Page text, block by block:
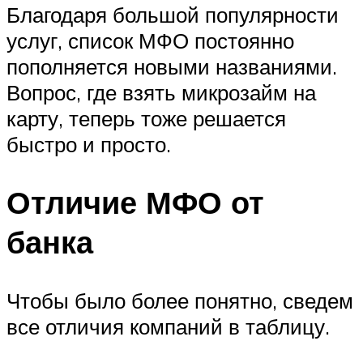
Благодаря большой популярности
услуг, список МФО постоянно
пополняется новыми названиями.
Вопрос, где взять микрозайм на
карту, теперь тоже решается
быстро и просто.
Отличие МФО от
банка
Чтобы было более понятно, сведем
все отличия компаний в таблицу.